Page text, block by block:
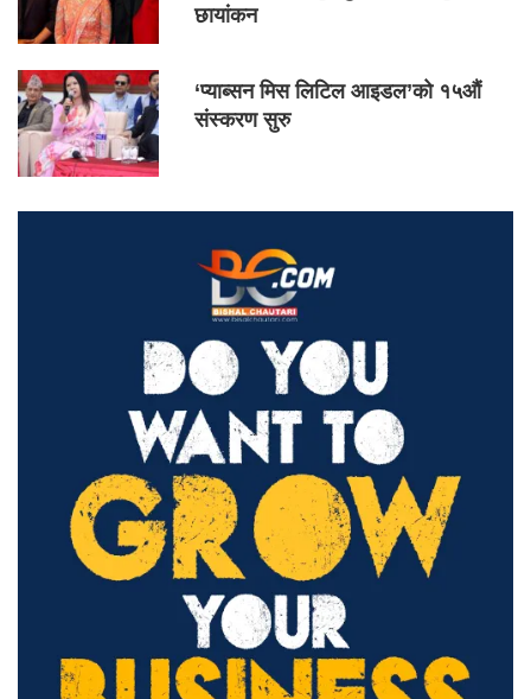
छायांकन
‘प्याब्सन मिस लिटिल आइडल’को १५औं
संस्करण सुरु